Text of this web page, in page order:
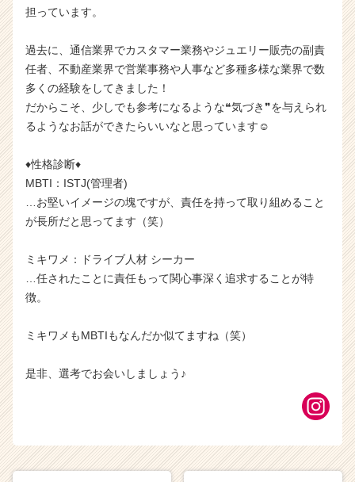
担っています。
過去に、通信業界でカスタマー業務やジュエリー販売の副責
任者、不動産業界で営業事務や人事など多種多様な業界で数
多くの経験をしてきました！
だからこそ、少しでも参考になるような❝気づき❞を与えられ
るようなお話ができたらいいなと思っています☺
♦性格診断♦
MBTI：ISTJ(管理者)
…お堅いイメージの塊ですが、責任を持って取り組めること
が長所だと思ってます（笑）
ミキワメ：ドライブ人材 シーカー
…任されたことに責任もって関心事深く追求することが特
徴。
ミキワメもMBTIもなんだか似てますね（笑）
是非、選考でお会いしましょう♪